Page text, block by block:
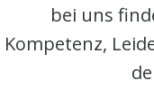
bei uns
Kompetenz,